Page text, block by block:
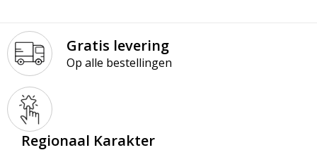
Gratis levering
Op alle bestellingen
Regionaal Karakter